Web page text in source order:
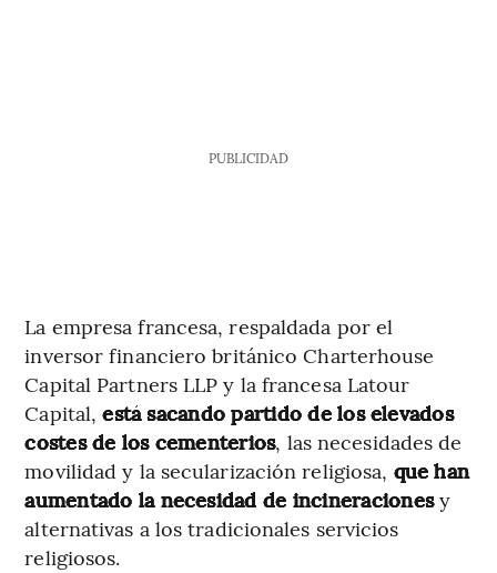
PUBLICIDAD
La empresa francesa, respaldada por el
inversor financiero británico Charterhouse
Capital Partners LLP y la francesa Latour
Capital,está sacando partido de los elevados
costes de los cementerios, las necesidades de
movilidad y la secularización religiosa, que han
aumentado la necesidad de incineracionesy
alternativas a los tradicionales servicios
religiosos.